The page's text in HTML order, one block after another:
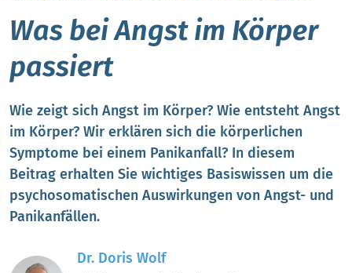
Was bei Angst im Körper
passiert
Wie zeigt sich Angst im Körper? Wie entsteht Angst
im Körper? Wir erklären sich die körperlichen
Symptome bei einem Panikanfall? In diesem
Beitrag erhalten Sie wichtiges Basiswissen um die
psychosomatischen Auswirkungen von Angst- und
Panikanfällen.
Dr. Doris Wolf